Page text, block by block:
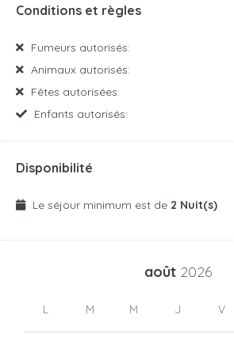
Conditions et règles
Fumeurs autorisés:
Animaux autorisés:
Fêtes autorisées:
Enfants autorisés:
Disponibilité
Le séjour minimum est de 2 Nuit(s)
août 2026
L M M J V